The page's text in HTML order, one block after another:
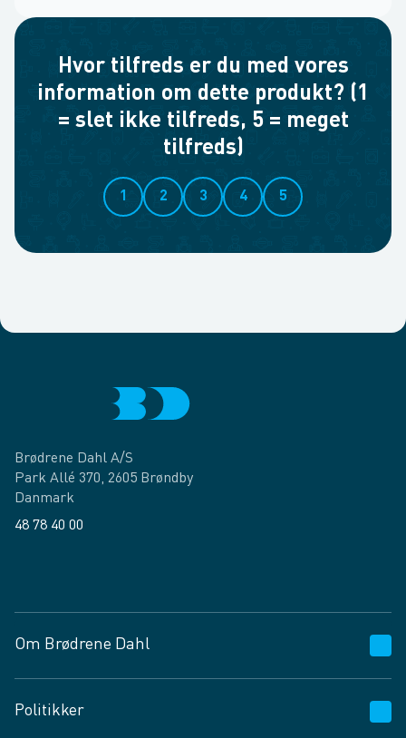
Hvor tilfreds er du med vores
information om dette produkt? (1
= slet ikke tilfreds, 5 = meget
tilfreds)
1 2 3 4 5
Brødrene Dahl A/S
Park Allé 370, 2605 Brøndby
Danmark
48 78 40 00
Om Brødrene Dahl
Vagttelefon 30 10 89 89
Politikker